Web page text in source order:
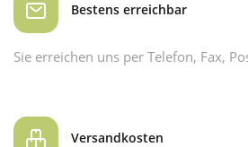
Bestens erreichbar
Sie erreichen uns per Telefon, Fax,
Versandkosten